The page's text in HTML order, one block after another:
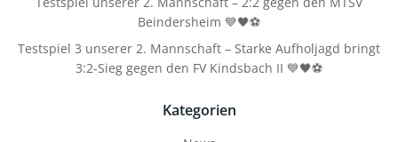
Beindersheim 💙🖤⚽
Testspiel 3 unserer 2. Mannschaft – Starke Aufholjagd bringt
3:2-Sieg gegen den FV Kindsbach II 💙🖤⚽
Kategorien